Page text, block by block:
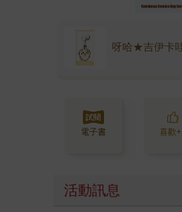
呀哈★吉伊卡
電子書 喜歡
活動訊息